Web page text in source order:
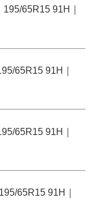
65R15 91H｜
65R15 91H｜
65R15 91H｜
65R15 91H｜